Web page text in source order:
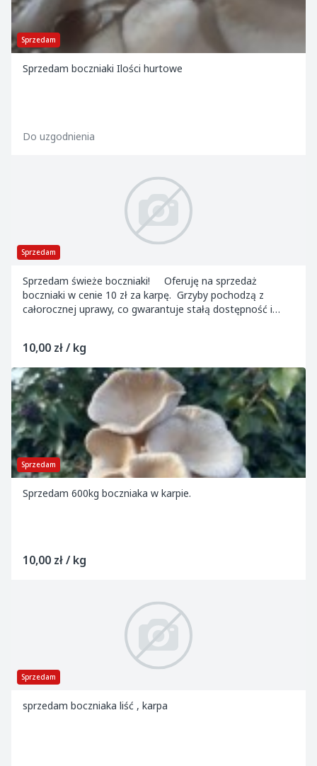
Sprzedam
Sprzedam boczniaki Ilości hurtowe
Do uzgodnienia
Sprzedam
Sprzedam świeże boczniaki! Oferuję na sprzedaż
boczniaki w cenie 10 zł za karpę. Grzyby pochodzą z
całorocznej uprawy, co gwarantuje stałą dostępność i
10,00 zł / kg
Sprzedam
Sprzedam 600kg boczniaka w karpie.
10,00 zł / kg
Sprzedam
sprzedam boczniaka liść , karpa